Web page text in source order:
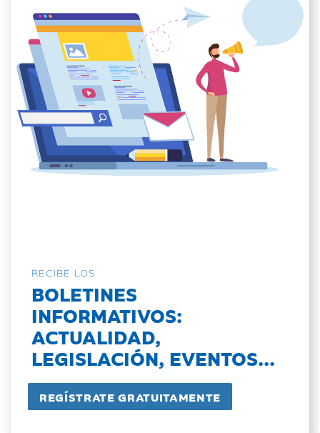
RECIBE LOS
BOLETINES
INFORMATIVOS:
ACTUALIDAD,
LEGISLACIÓN, EVENTOS...